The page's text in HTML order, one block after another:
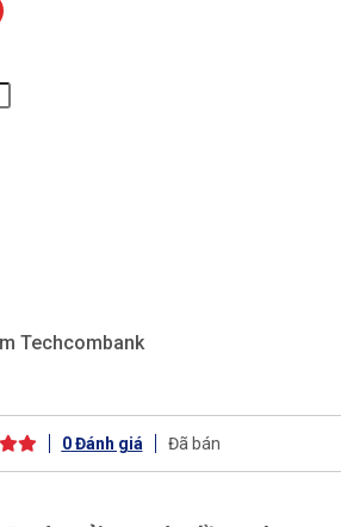
Techcombank
0Đánh giá
Đã bán